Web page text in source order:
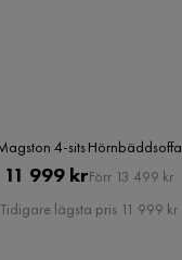
4-sits Hörnbäddsoffa
Pris
11 999 krOriginal
Pris
Förr 13 499 kr
Tidigare lägsta pris 11 999 kr